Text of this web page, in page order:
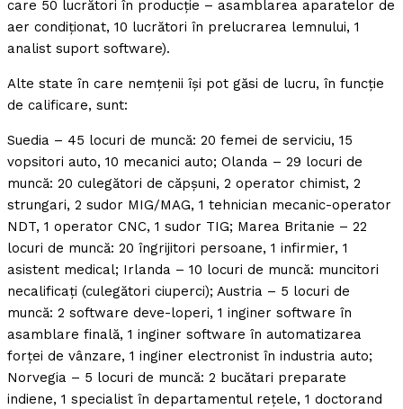
care 50 lucrători în producţie – asamblarea aparatelor de
aer condiţionat, 10 lucrători în prelucrarea lemnului, 1
analist suport software).
Alte state în care nemţenii îşi pot găsi de lucru, în funcţie
de calificare, sunt:
Suedia – 45 locuri de muncă: 20 femei de serviciu, 15
vopsitori auto, 10 mecanici auto; Olanda – 29 locuri de
muncă: 20 culegători de căpşuni, 2 operator chimist, 2
strungari, 2 sudor MIG/MAG, 1 tehnician mecanic-operator
NDT, 1 operator CNC, 1 sudor TIG; Marea Britanie – 22
locuri de muncă: 20 îngrijitori persoane, 1 infirmier, 1
asistent medical; Irlanda – 10 locuri de muncă: muncitori
necalificaţi (culegători ciuperci); Austria – 5 locuri de
muncă: 2 software deve-loperi, 1 inginer software în
asamblare finală, 1 inginer software în automatizarea
forţei de vânzare, 1 inginer electronist în industria auto;
Norvegia – 5 locuri de muncă: 2 bucătari preparate
indiene, 1 specialist în departamentul reţele, 1 doctorand